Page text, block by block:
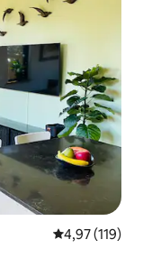
Átlagos
4,97 (119)